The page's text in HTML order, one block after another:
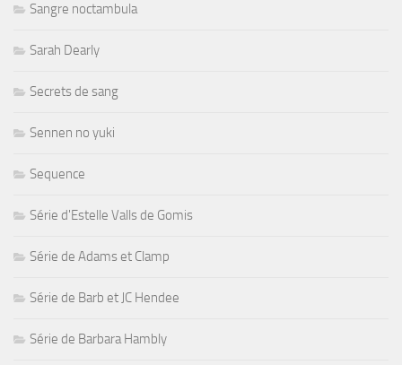
Sangre noctambula
Sarah Dearly
Secrets de sang
Sennen no yuki
Sequence
Série d'Estelle Valls de Gomis
Série de Adams et Clamp
Série de Barb et JC Hendee
Série de Barbara Hambly